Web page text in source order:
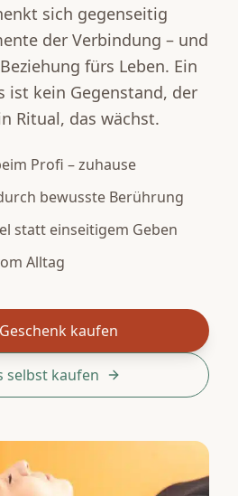
sich gegenseitig
der Verbindung – und
fürs Leben. Ein
ist kein Gegenstand, der
Ritual, das wächst.
Profi – zuhause
bewusste Berührung
statt einseitigem Geben
Alltag
kaufen
selbst kaufen